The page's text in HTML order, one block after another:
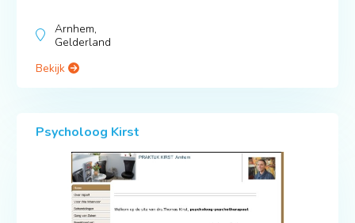
Arnhem,
Gelderland
Bekijk
Psycholoog Kirst